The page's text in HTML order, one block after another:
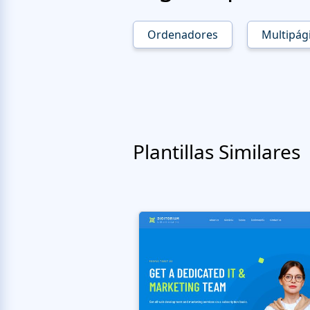
Ordenadores
Plantillas Similares